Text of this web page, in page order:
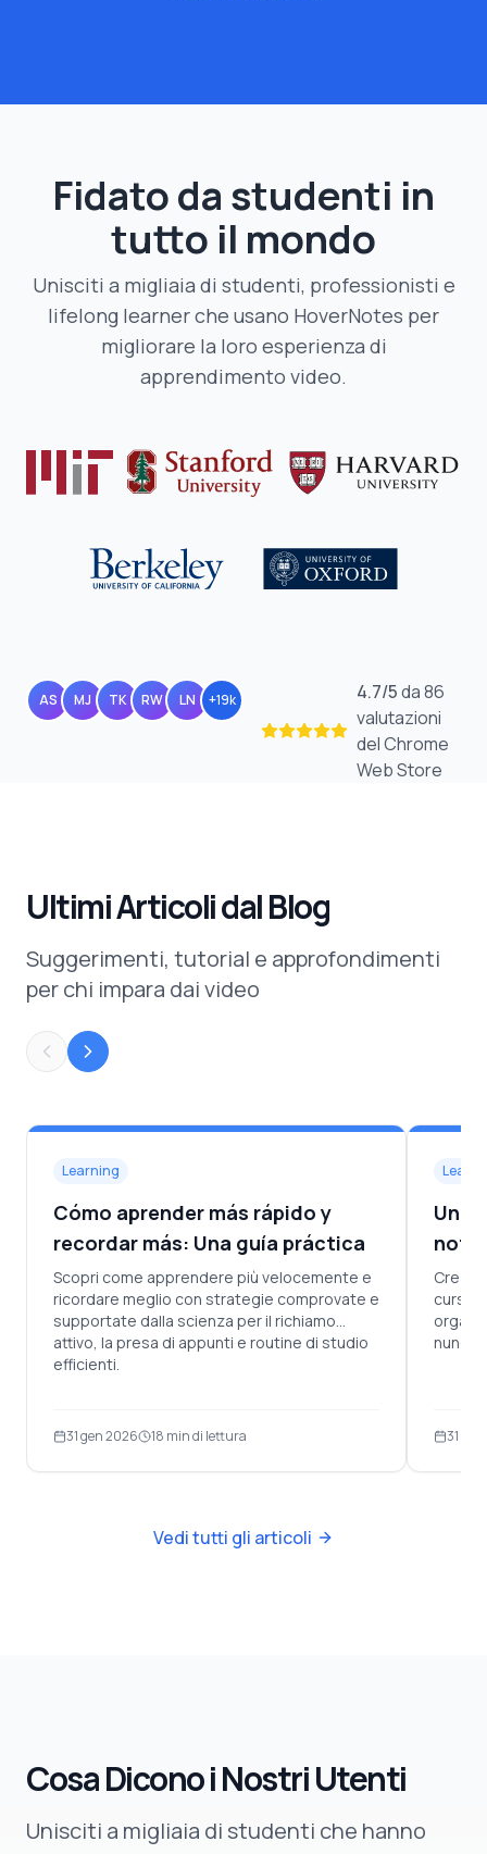
Fidato da studenti in
tutto il mondo
Unisciti a migliaia di studenti, professionisti e
lifelong learner che usano HoverNotes per
migliorare la loro esperienza di
apprendimento video.
AS MJ TK RW LN +19k 4.7/5da 86
valutazioni
del Chrome
Web Store
Ultimi Articoli dal Blog
Suggerimenti, tutorial e approfondimenti
per chi impara dai video
Learning
Cómo aprender más rápido y
recordar más: Una guía práctica
Scopri come apprendere più velocemente e
ricordare meglio con strategie comprovate e
supportate dalla scienza per il richiamo
attivo, la presa di appunti e routine di studio
efficienti.
31 gen 2026 18 min di lettura
Un
Crea
cursos
nunca
31
Vedi tutti gli articoli
Cosa Dicono i Nostri Utenti
Unisciti a migliaia di studenti che hanno